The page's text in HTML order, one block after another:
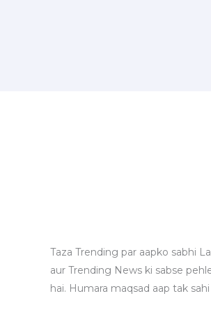
Taza Trending par aapko sabhi
aur Trending News ki sabse
hai. Humara maqsad aap tak